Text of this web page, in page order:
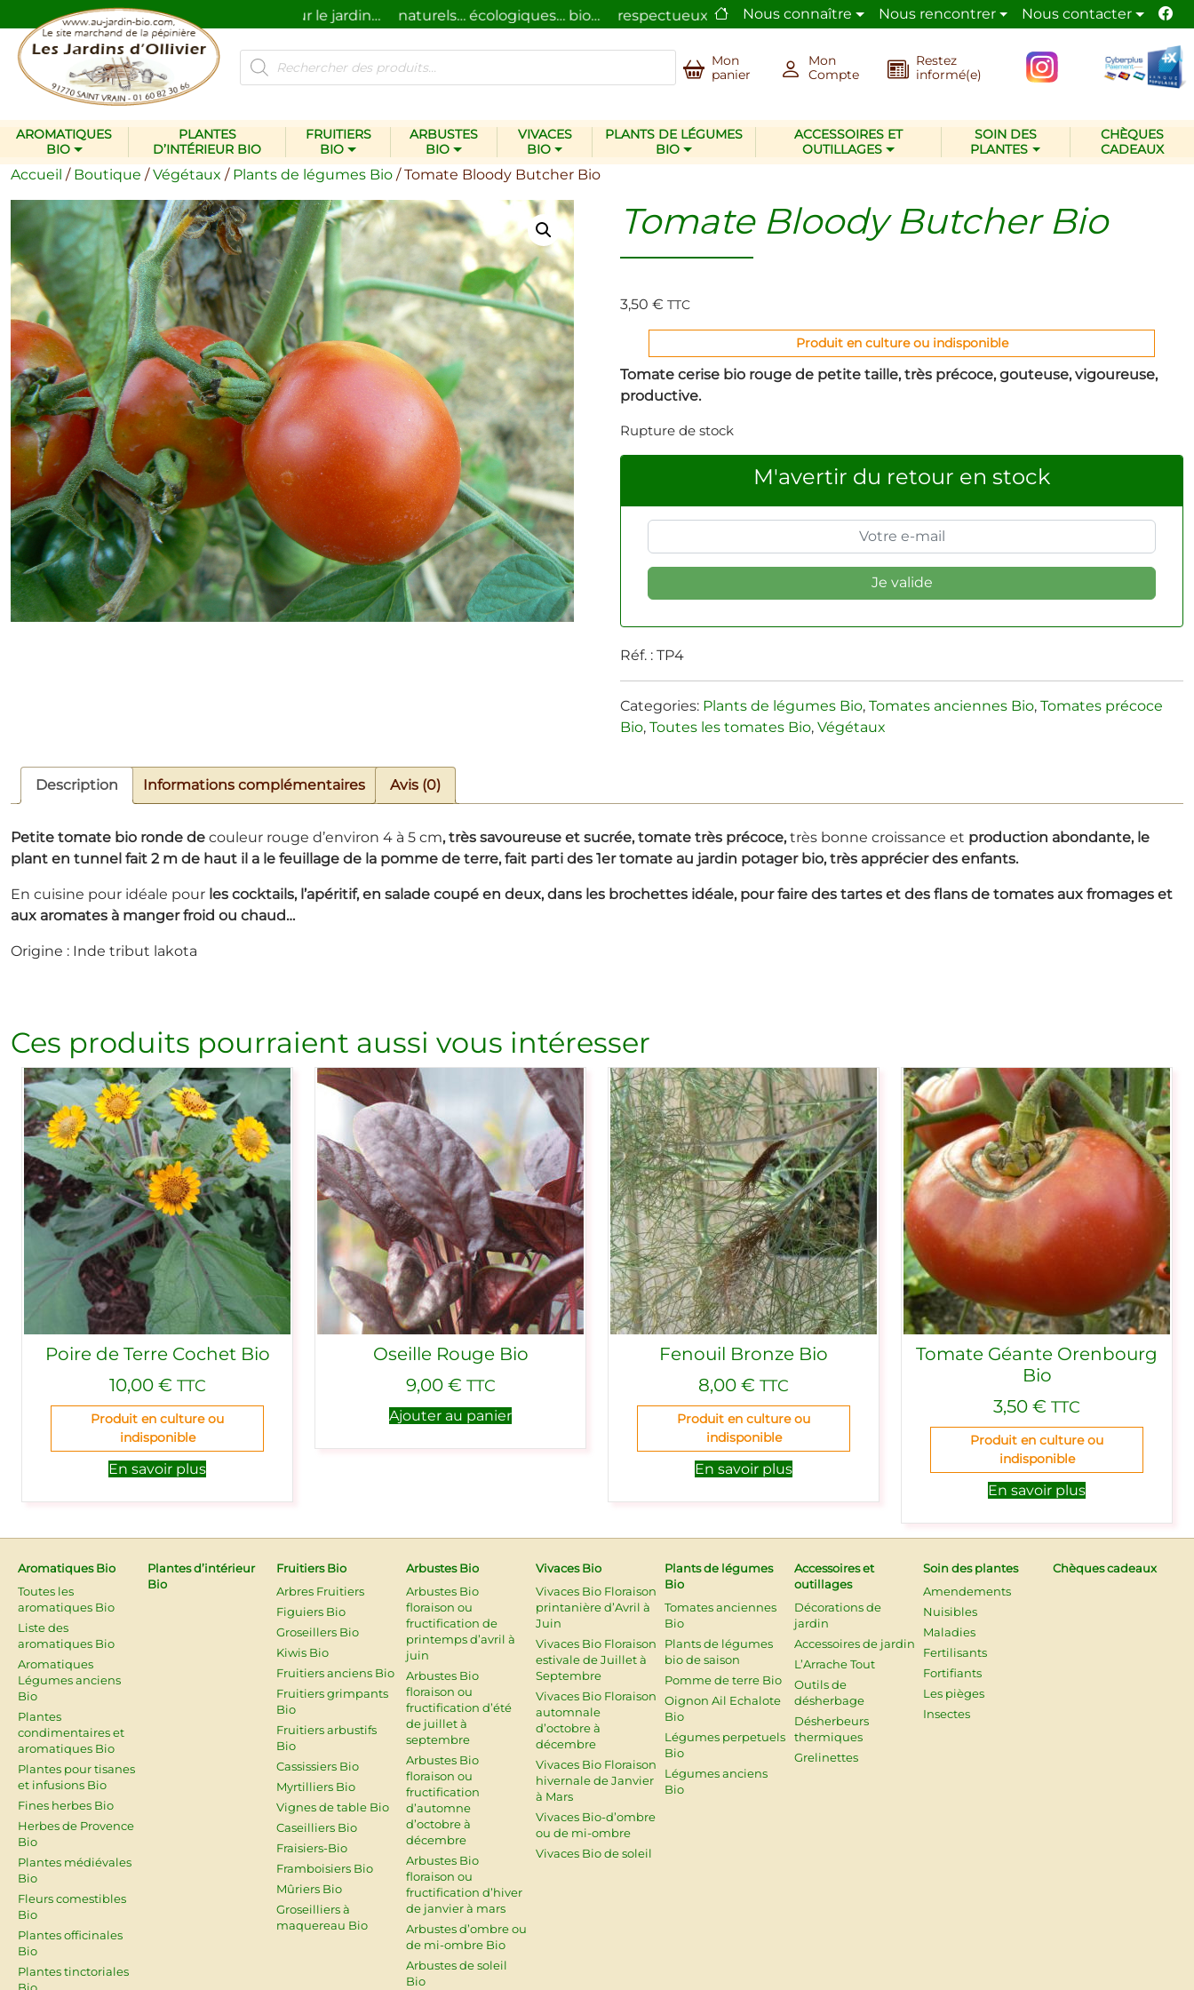
Des plantes et des produits pour le jardin… naturels… écologiques… bio… respectueux de l’homme et de la nature. La pépinière Les Jardins d’Ollivier
Nous connaître Nous rencontrer Nous contacter
Recherche
de
produits
Mon
panier
Mon
Compte
Restez
informé(e)
AROMATIQUES
BIO
PLANTES
D’INTÉRIEUR BIO
FRUITIERS
BIO
ARBUSTES
BIO
VIVACES
BIO
PLANTS DE LÉGUMES
BIO
ACCESSOIRES ET
OUTILLAGES
SOIN DES
PLANTES
CHÈQUES
CADEAUX
Accueil / Boutique /Végétaux / Plants de légumes Bio / Tomate Bloody Butcher Bio
Tomate Bloody Butcher Bio
3,50€ TTC
Produit en culture ou indisponible
Tomate cerise bio rouge de petite taille, très précoce, gouteuse, vigoureuse,
productive.
Rupture de stock
M'avertir du retour en stock
Réf. :TP4
Categories: Plants de légumes Bio,Tomates anciennes Bio,Tomates précoce
Bio,Toutes les tomates Bio,Végétaux
Description Informations complémentaires Avis (0)
Petite tomate bio ronde de couleur rouge d’environ 4 à 5 cm, très savoureuse et sucrée, tomate très précoce, très bonne croissance et production abondante, le
plant en tunnel fait 2 m de haut il a le feuillage de la pomme de terre, fait parti des 1er tomate au jardin potager bio, très apprécier des enfants.
En cuisine pour idéale pour les cocktails, l’apéritif, en salade coupé en deux, dans les brochettes idéale, pour faire des tartes et des flans de tomates aux fromages et
aux aromates à manger froid ou chaud…
Origine : Inde tribut lakota
Ces produits pourraient aussi vous intéresser
Poire de Terre Cochet Bio
10,00 € TTC
Produit en culture ou
indisponible
En savoir plus
Oseille Rouge Bio
9,00 € TTC
Ajouter au panier
Fenouil Bronze Bio
8,00 € TTC
Produit en culture ou
indisponible
En savoir plus
Tomate Géante Orenbourg
Bio
3,50 € TTC
Produit en culture ou
indisponible
En savoir plus
Aromatiques Bio
Toutes les
aromatiques Bio
Liste des
aromatiques Bio
Aromatiques
Légumes anciens
Bio
Plantes
condimentaires et
aromatiques Bio
Plantes pour tisanes
et infusions Bio
Fines herbes Bio
Herbes de Provence
Bio
Plantes médiévales
Bio
Fleurs comestibles
Bio
Plantes officinales
Bio
Plantes tinctoriales
Plantes d’intérieur
Bio
Fruitiers Bio
Arbres Fruitiers
Figuiers Bio
Groseillers Bio
Kiwis Bio
Fruitiers anciens Bio
Fruitiers grimpants
Bio
Fruitiers arbustifs
Bio
Cassissiers Bio
Myrtilliers Bio
Vignes de table Bio
Caseilliers Bio
Fraisiers-Bio
Framboisiers Bio
Mûriers Bio
Groseilliers à
maquereau Bio
Arbustes Bio
Arbustes Bio
floraison ou
fructification de
printemps d’avril à
juin
Arbustes Bio
floraison ou
fructification d’été
de juillet à
septembre
Arbustes Bio
floraison ou
fructification
d’automne
d’octobre à
décembre
Arbustes Bio
floraison ou
fructification d’hiver
de janvier à mars
Arbustes d’ombre ou
de mi-ombre Bio
Arbustes de soleil
Bio
Vivaces Bio
Vivaces Bio Floraison
printanière d’Avril à
Juin
Vivaces Bio Floraison
estivale de Juillet à
Septembre
Vivaces Bio Floraison
automnale
d’octobre à
décembre
Vivaces Bio Floraison
hivernale de Janvier
à Mars
Vivaces Bio-d’ombre
ou de mi-ombre
Vivaces Bio de soleil
Plants de légumes
Bio
Tomates anciennes
Bio
Plants de légumes
bio de saison
Pomme de terre Bio
Oignon Ail Echalote
Bio
Légumes perpetuels
Bio
Légumes anciens
Bio
Accessoires et
outillages
Décorations de
jardin
Accessoires de jardin
L’Arrache Tout
Outils de
désherbage
Désherbeurs
thermiques
Grelinettes
Soin des plantes
Amendements
Nuisibles
Maladies
Fertilisants
Fortifiants
Les pièges
Insectes
Chèques cadeaux